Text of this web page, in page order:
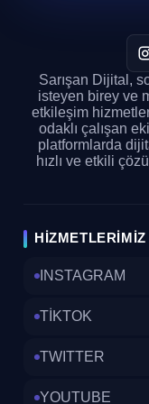
Etkileşim
Marka
Hedef
Rekabet
Sosyal kanıt
Hızlı
Bireyler ve
sağlayabilirler.
hizmet
alacağınız
yaratması,
sonuçlar elde
Instagram
Sarışan Dijital,
isteyen birey ve
etkileşim
odaklı çalışan
platformlarda
hızlı ve etkili
HIZMETLERIMIZ
INSTAGRAM
TİKTOK
TWITTER
YOUTUBE